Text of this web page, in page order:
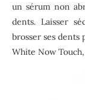
un sérum non
dents. Laisser
brosser ses dents
White Now